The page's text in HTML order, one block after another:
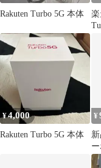
Rakuten Turbo 5G 本体
楽
¥4,000
Rakuten Turbo 5G 本体
¥